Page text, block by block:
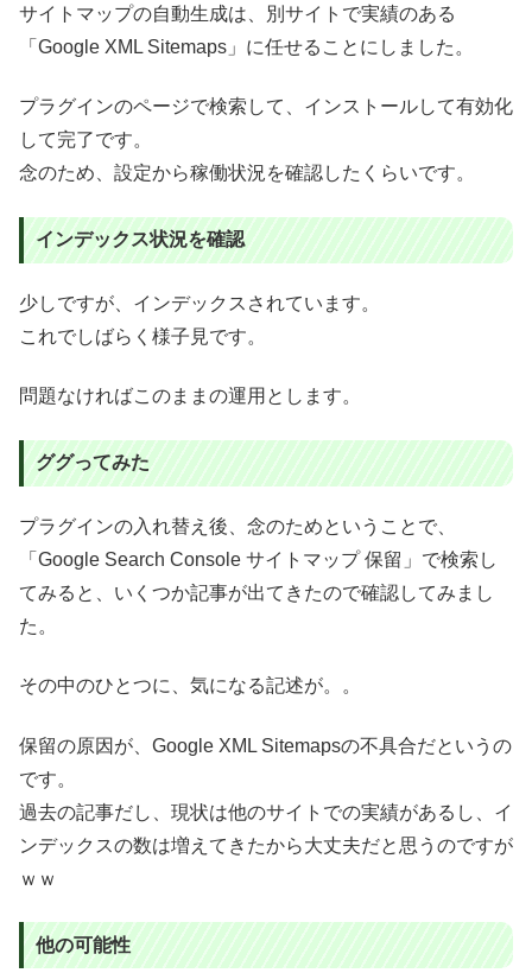
サイトマップの自動生成は、別サイトで実績のある
「Google XML Sitemaps」に任せることにしました。
プラグインのページで検索して、インストールして有効化
して完了です。
念のため、設定から稼働状況を確認したくらいです。
インデックス状況を確認
少しですが、インデックスされています。
これでしばらく様子見です。
問題なければこのままの運用とします。
ググってみた
プラグインの入れ替え後、念のためということで、
「Google Search Console サイトマップ 保留」で検索し
てみると、いくつか記事が出てきたので確認してみまし
た。
その中のひとつに、気になる記述が。。
保留の原因が、Google XML Sitemapsの不具合だというの
です。
過去の記事だし、現状は他のサイトでの実績があるし、イ
ンデックスの数は増えてきたから大丈夫だと思うのですが
ｗｗ
他の可能性